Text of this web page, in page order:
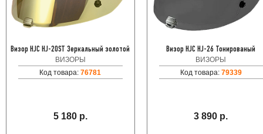
Визор HJC HJ-20ST Зеркальный золотой
ВИЗОРЫ
Код товара:76781
5 180 р.
Визор HJC HJ-26 Тонированый
ВИЗОРЫ
Код товара: 79339
3 890 р.